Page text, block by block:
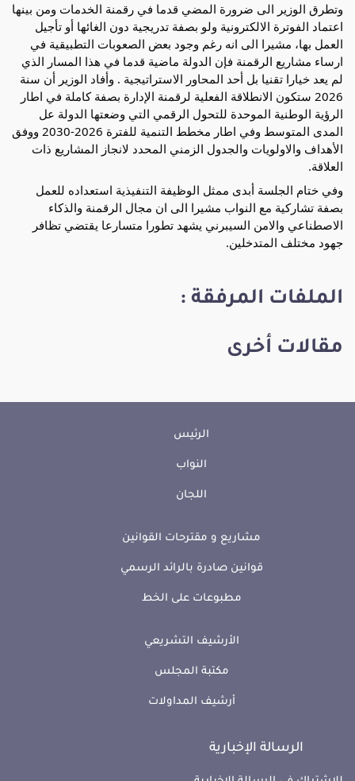
وتطرق الوزير الى ضرورة المضي قدما في رقمنة الخدمات ومن بينها
اعتماد الفوترة الالكترونية ولو بصفة تدريجية دون الغائها أو تأجيل
العمل بها، مشيرا الى انه رغم وجود بعض الصعوبات التطبيقية في
ارساء مشاريع الرقمنة فإن الدولة ماضية قدما في هذا المسار الذي
لم يعد خيارا تقنيا بل أحد المحاور الاستراتيجية . وأفاد الوزير أن سنة
2026 ستكون الانطلاقة الفعلية لرقمنة الإدارة بصفة كاملة في اطار
الرؤية الوطنية الموحدة للتحول الرقمي التي وضعتها الدولة عل
المدى المتوسط وفي اطار مخطط التنمية للفترة 2026-2030 ووفق
الأهداف والاولويات والجدول الزمني المحدد لانجاز المشاريع ذات
العلاقة.
وفي ختام الجلسة أبدى ممثل الوظيفة التنفيذية استعداده للعمل
بصفة تشاركية مع النواب مشيرا الى ان مجال الرقمنة والذكاء
الاصطناعي والامن السيبرني يشهد تطورا متسارعا يقتضي تظافر
جهود مختلف المتدخلين.
الملفات المرفقة :
مقالات أخرى
الرئيس
النواب
اللجان
مشاريع و مقترحات القوانين
قوانين صادرة بالرائد الرسمي
مطبوعات على الخط
الأرشيف التشريعي
مكتبة المجلس
أرشيف المداولات
الرسالة الإخبارية